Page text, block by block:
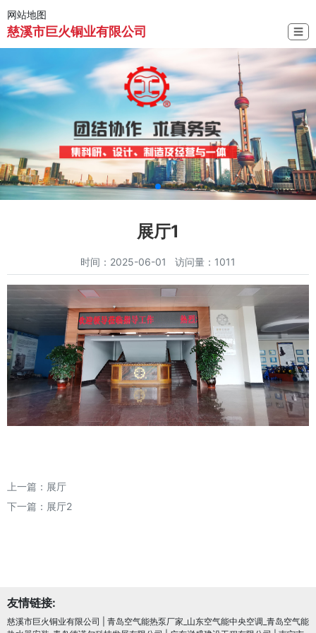
网站地图
慈溪市巨火铜业有限公司 ☰
展厅1
时间：2025-06-01 访问量：1011
上一篇： 展厅
下一篇： 展厅2
友情链接:
慈溪市巨火铜业有限公司
青岛空气能热泵厂家_山东空气能中央空调_青岛空气能